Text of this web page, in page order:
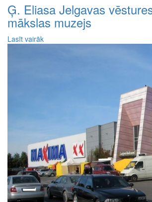
Ģ. Eliasa Jelgavas
mākslas muzejs
Lasīt vairāk